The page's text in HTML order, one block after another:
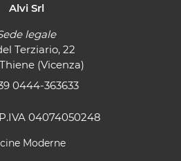
Alvi Srl
legale
Terziario, 22
(Vicenza)
0444-363633
04074050248
Moderne